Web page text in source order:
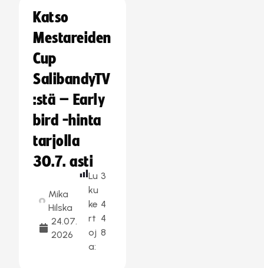
Katso
Mestareiden
Cup
SalibandyTV
:stä – Early
bird -hinta
tarjolla
30.7. asti
Mika
Hilska
24.07.
2026
Lu
ku
ke
rt
oj
a:
3
4
4
8